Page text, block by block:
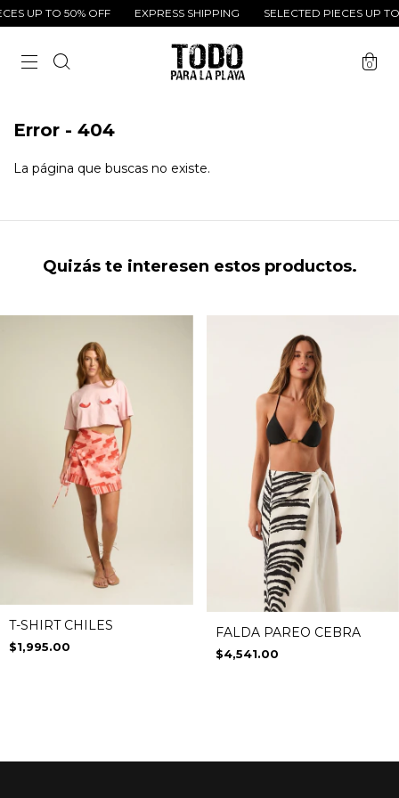
UP TO 50% OFF EXPRESS SHIPPING SELECTED PIECES UP
0
Error - 404
La página que buscas no existe.
Quizás te interesen estos productos.
T-SHIRT CHILES
$1,995.00
FALDA PAREO CEBRA
$4,541.00